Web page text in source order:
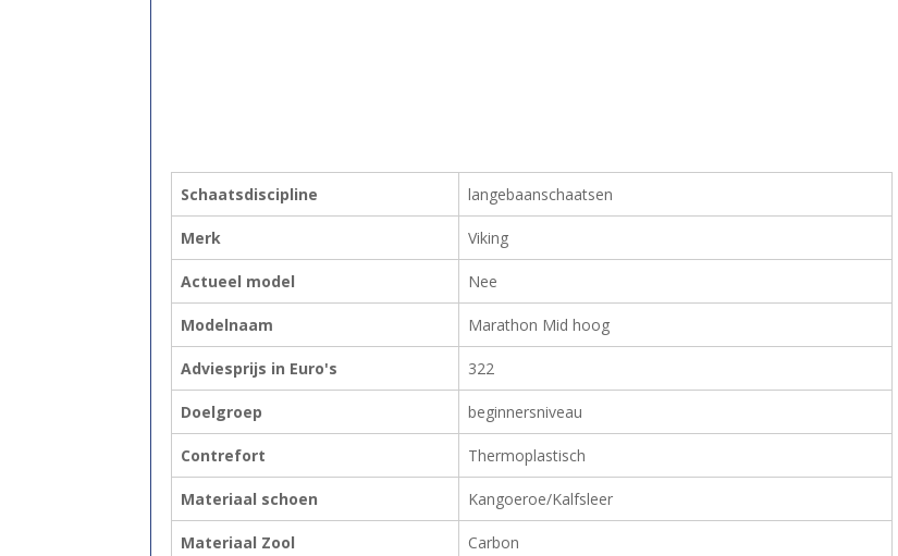
Schaatsdiscipline langebaanschaatsen
Merk Viking
Actueel model Nee
Modelnaam Marathon Mid hoog
Adviesprijs in Euro's 322
Doelgroep beginnersniveau
Contrefort Thermoplastisch
Materiaal schoen Kangoeroe/Kalfsleer
Materiaal Zool Carbon